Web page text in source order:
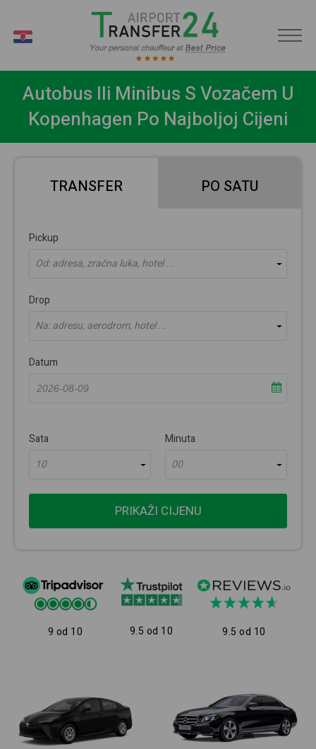
Autobus Ili Minibus S Vozačem U
Kopenhagen Po Najboljoj Cijeni
TRANSFER PO SATU
Pickup
Od: adresa, zračna luka, hotel ...
Drop
Na: adresu, aerodrom, hotel ...
Datum
Sata
10
Minuta
00
PRIKAŽI CIJENU
9 od 10 9.5 od 10 9.5 od 10